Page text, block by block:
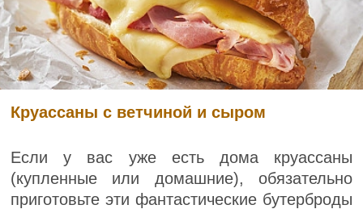
Круассаны с ветчиной и сыром
Если у вас уже есть дома круассаны
(купленные или домашние), обязательно
приготовьте эти фантастические бутерброды